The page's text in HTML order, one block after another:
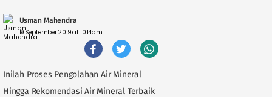
Usman Mahendra
19 September 2019 at 10:14am
Inilah Proses Pengolahan Air Mineral
Hingga Rekomendasi Air Mineral Terbaik